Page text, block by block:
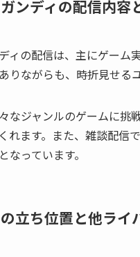
ンディの配信内容
ィの配信は、主にゲー
りながらも、時折見せる
なジャンルのゲームに挑
れます。また、雑談配信
っています。
立ち位置と他ライ